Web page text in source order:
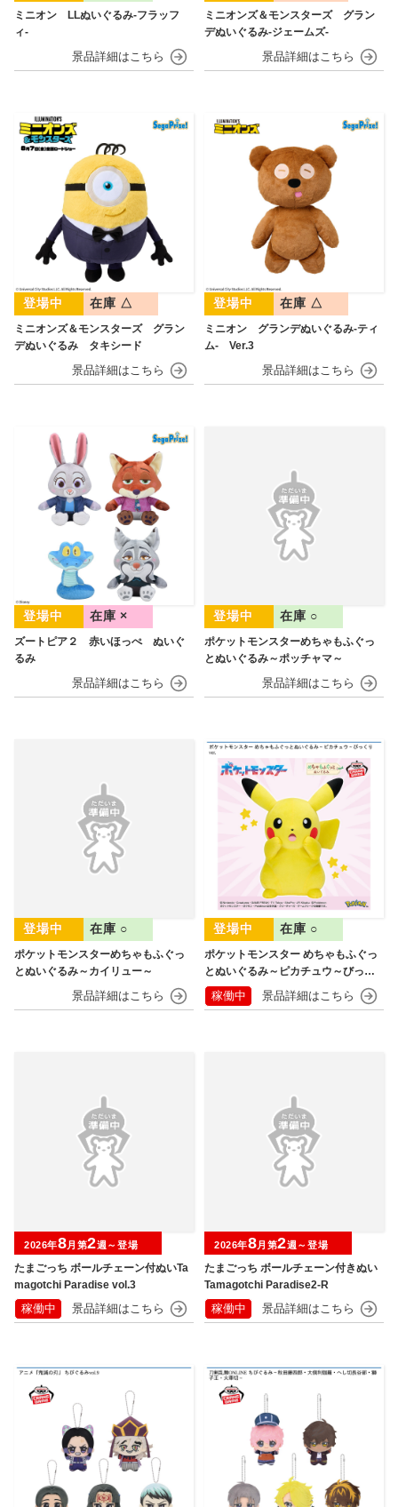
ミニオン LLぬいぐるみ‐フラッフ
ィ‐
ミニオンズ＆モンスターズ グラン
デぬいぐるみ‐ジェームズ‐
ミニオンズ＆モンスターズ グラン
デぬいぐるみ タキシード
在庫 △
ミニオン グランデぬいぐるみ‐ティ
ム‐ Ver.3
在庫 △
ズートピア２ 赤いほっぺ ぬいぐ
るみ
在庫 ×
ポケットモンスターめちゃもふぐっ
とぬいぐるみ～ポッチャマ～
在庫 ○
ポケットモンスターめちゃもふぐっ
とぬいぐるみ～カイリュー～
在庫 ○
ポケットモンスター めちゃもふぐっ
とぬいぐるみ～ピカチュウ～びっく
りver.
在庫 ○
稼働中
たまごっち ボールチェーン付ぬいTa
magotchi Paradise vol.3
2026年8月第2週～登場
稼働中
たまごっち ボールチェーン付きぬい
Tamagotchi Paradise2-R
2026年8月第2週～登場
稼働中